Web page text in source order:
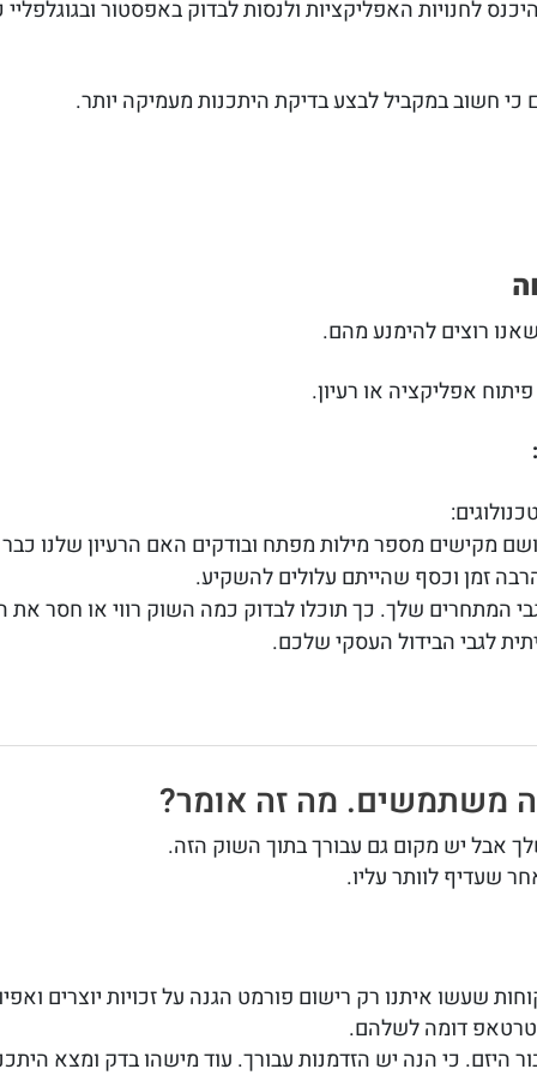
לחנויות האפליקציות ולנסות לבדוק באפסטור
כי חשוב במקביל לבצע בדיקת היתכנות מעמיקה יותר.
רוצים להימנע מהם.
אפליקציה או רעיון.
מקישים מספר מילות מפתח ובודקים האם הרעיון שלנו
זמן וכסף שהייתם עלולים להשקיע.
המתחרים שלך. כך תוכלו לבדוק כמה השוק רווי או חסר
לגבי הבידול העסקי שלכם.
משתמשים. מה זה אומר?
אבל יש מקום גם עבורך בתוך השוק הזה.
שעדיף לוותר עליו.
שעשו איתנו רק רישום פורמט הגנה על זכויות יוצרים ואפיון
דומה לשלהם.
היזם. כי הנה יש הזדמנות עבורך. עוד מישהו בדק ומצא